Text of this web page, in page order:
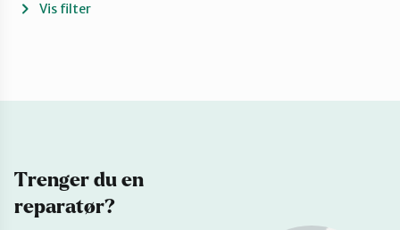
Mitt navn
Vis filter
Trenger du en
reparatør?